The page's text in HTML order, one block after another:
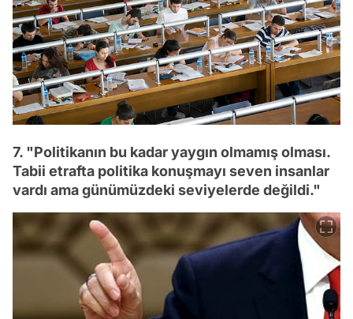
7. "Politikanın bu kadar yaygın olmamış olması.
Tabii etrafta politika konuşmayı seven insanlar
vardı ama günümüzdeki seviyelerde değildi."